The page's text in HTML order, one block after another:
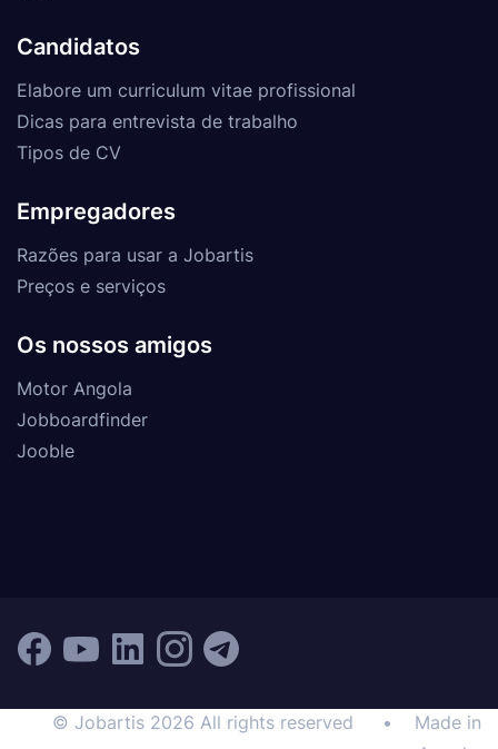
Candidatos
Elabore um curriculum vitae profissional
Dicas para entrevista de trabalho
Tipos de CV
Empregadores
Razões para usar a Jobartis
Preços e serviços
Os nossos amigos
Motor Angola
Jobboardfinder
Jooble
© Jobartis 2026 All rights reserved •
Made in